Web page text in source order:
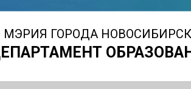
МЭРИЯ ГОРОДА